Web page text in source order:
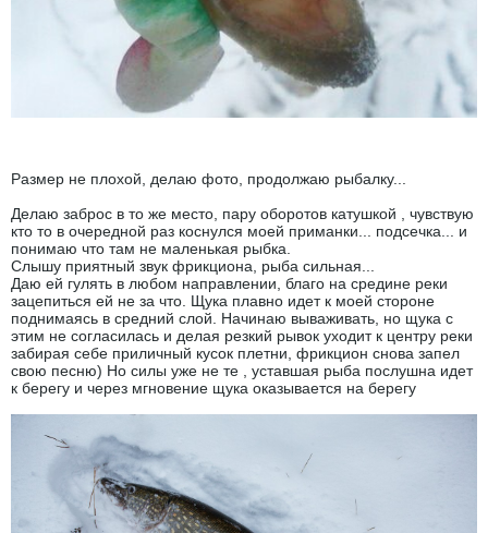
Размер не плохой, делаю фото, продолжаю рыбалку...
Делаю заброс в то же место, пару оборотов катушкой , чувствую
кто то в очередной раз коснулся моей приманки... подсечка... и
понимаю что там не маленькая рыбка.
Слышу приятный звук фрикциона, рыба сильная...
Даю ей гулять в любом направлении, благо на средине реки
зацепиться ей не за что. Щука плавно идет к моей стороне
поднимаясь в средний слой. Начинаю вываживать, но щука с
этим не согласилась и делая резкий рывок уходит к центру реки
забирая себе приличный кусок плетни, фрикцион снова запел
свою песню) Но силы уже не те , уставшая рыба послушна идет
к берегу и через мгновение щука оказывается на берегу